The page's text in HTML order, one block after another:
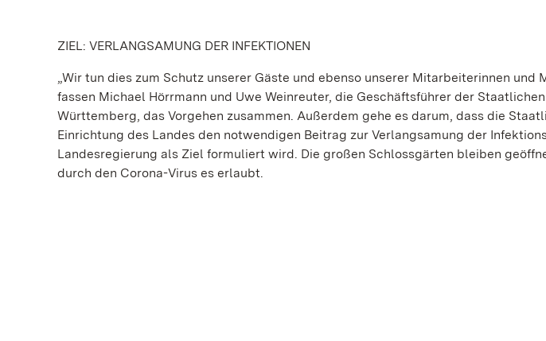
ZIEL: VERLANGSAMUNG DER INFEKTIONEN
„Wir tun dies zum Schutz unserer Gäste und ebenso unserer Mitarbeiterinnen und
fassen Michael Hörrmann und Uwe Weinreuter, die Geschäftsführer der
Württemberg, das Vorgehen zusammen. Außerdem gehe es darum, dass die
Einrichtung des Landes den notwendigen Beitrag zur Verlangsamung der
Landesregierung als Ziel formuliert wird. Die großen Schlossgärten bleiben
durch den Corona-Virus es erlaubt.